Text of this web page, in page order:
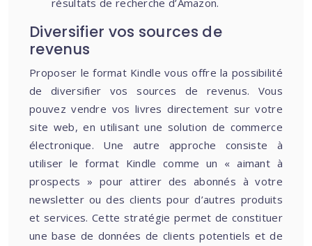
résultats de recherche d’Amazon.
Diversifier vos sources de
revenus
Proposer le format Kindle vous offre la possibilité
de diversifier vos sources de revenus. Vous
pouvez vendre vos livres directement sur votre
site web, en utilisant une solution de commerce
électronique. Une autre approche consiste à
utiliser le format Kindle comme un « aimant à
prospects » pour attirer des abonnés à votre
newsletter ou des clients pour d’autres produits
et services. Cette stratégie permet de constituer
une base de données de clients potentiels et de